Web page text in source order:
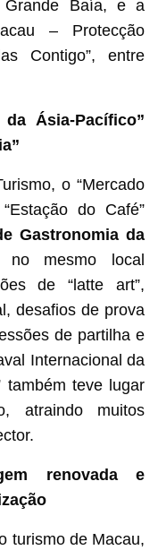
Grande Baía, e a
– Protecção
Contigo”, entre
Ásia-Pacífico”
o “Mercado
do Café”
Gastronomia da
no mesmo local
de “latte art”,
desafios de prova
de partilha e
Internacional da
também teve lugar
atraindo muitos
renovada e
turismo de Macau,